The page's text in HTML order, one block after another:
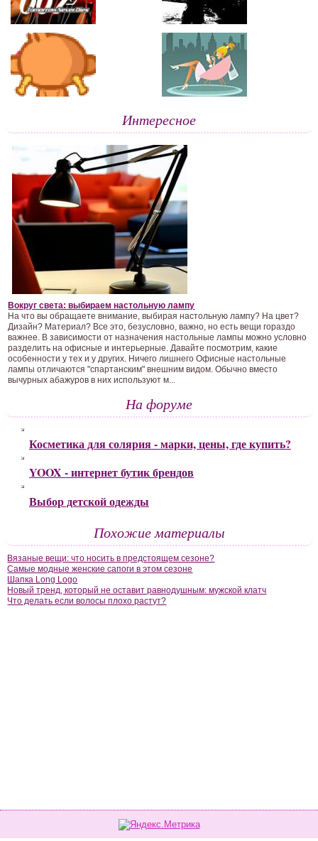
Интересное
Вокруг света: выбираем настольную лампу
На что вы обращаете внимание, выбирая настольную лампу? На цвет?
Дизайн? Материал? Все это, безусловно, важно, но есть вещи гораздо
важнее. В зависимости от назначения настольные лампы можно условно
разделить на офисные и интерьерные. Давайте посмотрим, какие
особенности у тех и у других. Ничего лишнего Офисные настольные
лампы отличаются "спартанским" внешним видом. Обычно вместо
вычурных абажуров в них используют м...
На форуме
Косметика для солярия - марки, цены, где купить?
YOOX - интернет бутик брендов
Выбор детской одежды
Похожие материалы
Вязаные вещи: что носить в предстоящем сезоне?
Самые модные женские сапоги в этом сезоне
Шапка Long Logo
Новый тренд, который не оставит равнодушным: мужской клатч
Что делать если волосы плохо растут?